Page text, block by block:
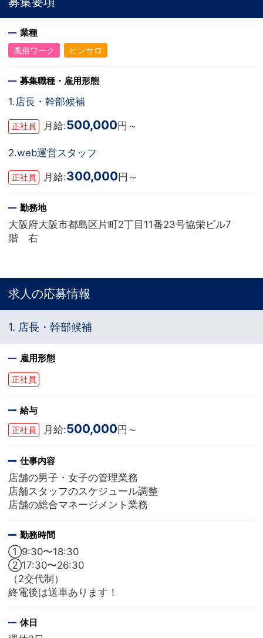
業種
風俗ワーク ピンサロ
募集職種・雇用形態
1.店長・幹部候補
正社員 月給:500,000 円～
2.web運営スタッフ
正社員 月給:300,000円～
勤務地
大阪府大阪市都島区片町2丁目11番23号協栄ビル7
階 右
求人の応募情報
1. 店長・幹部候補
雇用形態
正社員
給与
正社員 月給:500,000円～
仕事内容
店舗の男子・女子の管理業務
店舗スタッフのスケジュール調整
店舗の総合マネージメント業務
勤務時間
①9:30〜18:30
②17:30〜26:30
（2交代制）
終電後は送車あります！
休日